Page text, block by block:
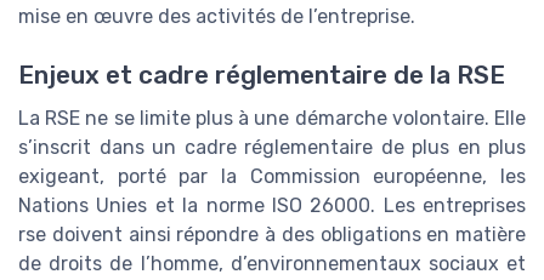
mise en œuvre des activités de l’entreprise.
Enjeux et cadre réglementaire de la RSE
La RSE ne se limite plus à une démarche volontaire. Elle
s’inscrit dans un cadre réglementaire de plus en plus
exigeant, porté par la Commission européenne, les
Nations Unies et la norme ISO 26000. Les entreprises
rse doivent ainsi répondre à des obligations en matière
de droits de l’homme, d’environnementaux sociaux et